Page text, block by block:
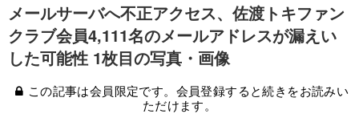
メールサーバへ不正アクセス、佐渡トキファン
クラブ会員4,111名のメールアドレスが漏えい
した可能性 1枚目の写真・画像
この記事は会員限定です。会員登録すると続きをお読みい
ただけます。